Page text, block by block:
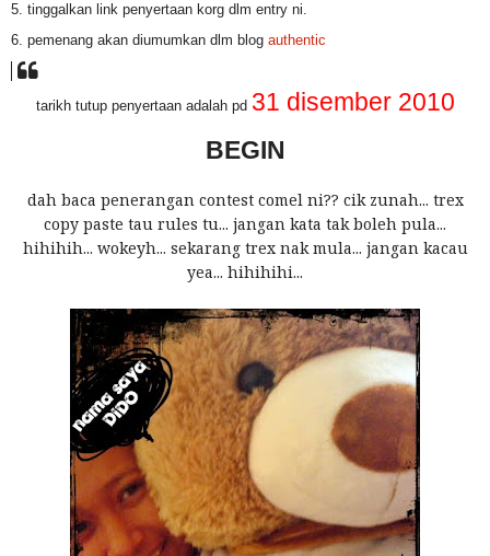
5. tinggalkan link penyertaan korg dlm entry ni.
6. pemenang akan diumumkan dlm blog authentic
tarikh tutup penyertaan adalah pd 31 disember 2010
BEGIN
dah baca penerangan contest comel ni?? cik zunah... trex
copy paste tau rules tu... jangan kata tak boleh pula...
hihihih... wokeyh... sekarang trex nak mula... jangan kacau
yea... hihihihi...